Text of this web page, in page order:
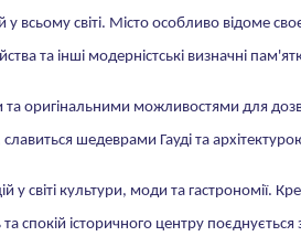
всьому світі. Місто особливо відоме
та інші модерністські визначні
та оригінальними можливостями для
шедеврами Гауді та
у світі культури, моди та гастрономії.
та спокій історичного центру